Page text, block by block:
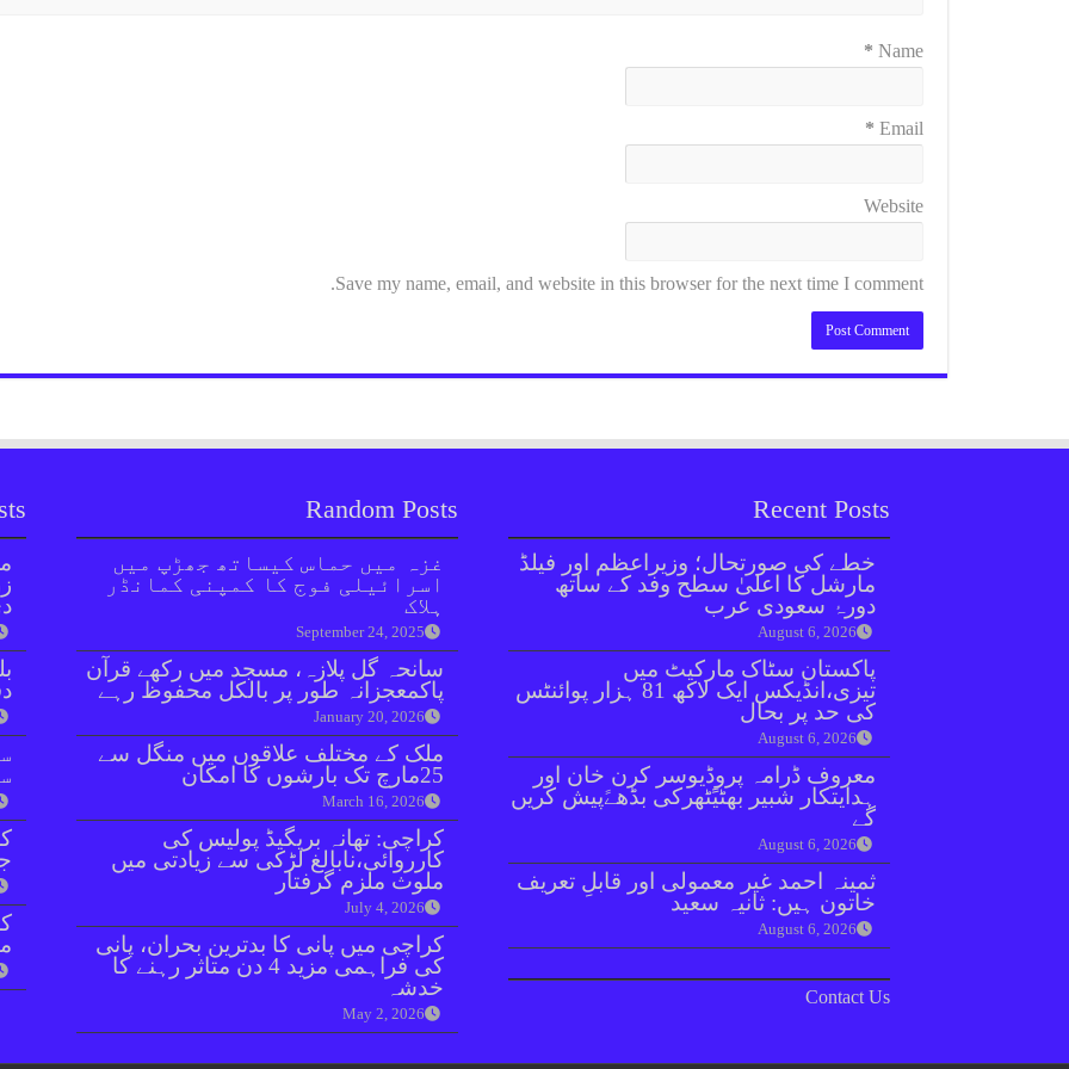
Name
*
Email
*
Website
Save my name, email, and website in this browser for the next time I comment.
Random Posts
غزہ میں حماس کیساتھ جھڑپ میں
اسرائیلی فوج کا کمپنی کمانڈر
ہلاک
September 24, 2025
سانحہ گل پلازہ، مسجد میں رکھے قرآن
پاکمعجزانہ طور پر بالکل محفوظ رہے
January 20, 2026
ملک کے مختلف علاقوں میں منگل سے
25مارچ تک بارشوں کا امکان
March 16, 2026
کراچی: تھانہ بریگیڈ پولیس کی
کارروائی،نابالغ لڑکی سے زیادتی میں
ملوث ملزم گرفتار
July 4, 2026
کراچی میں پانی کا بدترین بحران، پانی
کی فراہمی مزید 4 دن متاثر رہنے کا
خدشہ
May 2, 2026
Recent Posts
خطے کی صورتحال؛ وزیراعظم اور فیلڈ
مارشل کا اعلیٰ سطح وفد کے ساتھ
دورۂ سعودی عرب
August 6, 2026
پاکستان سٹاک مارکیٹ میں
تیزی،انڈیکس ایک لاکھ 81 ہزار پوائنٹس
کی حد پر بحال
August 6, 2026
معروف ڈرامہ پروڈیوسر کرن خان اور
ہدایتکار شبیر بھٹیًٹھرکی بڈھےًپیش کریں
گے
August 6, 2026
ثمینہ احمد غیر معمولی اور قابلِ تعریف
خاتون ہیں: ثانیہ سعید
August 6, 2026
Contact Us